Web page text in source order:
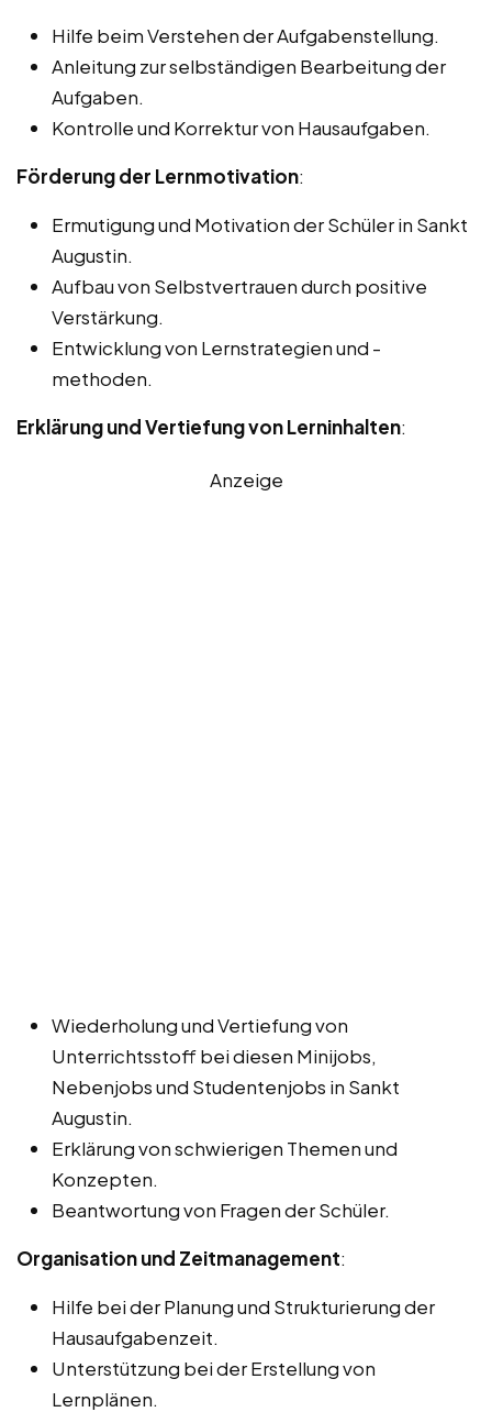
Hilfe beim Verstehen der Aufgabenstellung.
Anleitung zur selbständigen Bearbeitung der
Aufgaben.
Kontrolle und Korrektur von Hausaufgaben.
Förderung der Lernmotivation:
Ermutigung und Motivation der Schüler in Sankt
Augustin.
Aufbau von Selbstvertrauen durch positive
Verstärkung.
Entwicklung von Lernstrategien und -
methoden.
Erklärung und Vertiefung von Lerninhalten:
Anzeige
Wiederholung und Vertiefung von
Unterrichtsstoff bei diesen Minijobs,
Nebenjobs und Studentenjobs in Sankt
Augustin.
Erklärung von schwierigen Themen und
Konzepten.
Beantwortung von Fragen der Schüler.
Organisation und Zeitmanagement:
Hilfe bei der Planung und Strukturierung der
Hausaufgabenzeit.
Unterstützung bei der Erstellung von
Lernplänen.